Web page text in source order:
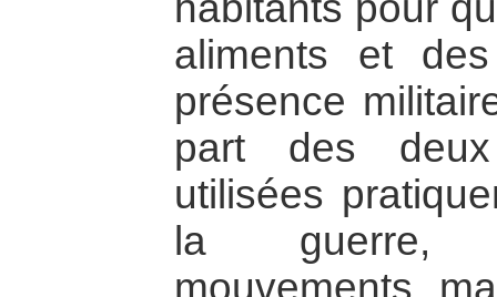
aliments et
présence
part des deux
utilisées
la guerre,
mouvements